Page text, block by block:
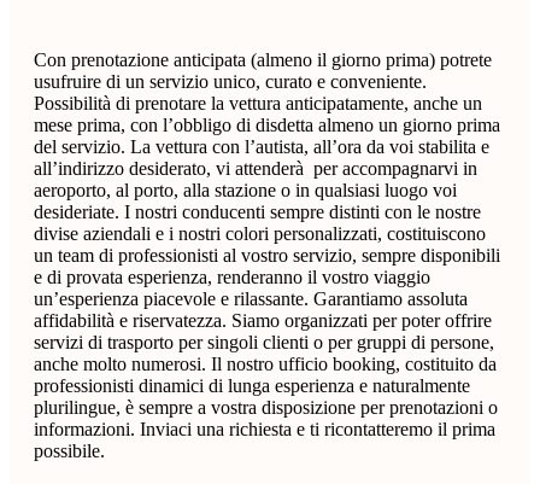
Con prenotazione anticipata (almeno il giorno prima) potrete
usufruire di un servizio unico, curato e conveniente.
Possibilità di prenotare la vettura anticipatamente, anche un
mese prima, con l’obbligo di disdetta almeno un giorno prima
del servizio. La vettura con l’autista, all’ora da voi stabilita e
all’indirizzo desiderato, vi attenderà per accompagnarvi in
aeroporto, al porto, alla stazione o in qualsiasi luogo voi
desideriate. I nostri conducenti sempre distinti con le nostre
divise aziendali e i nostri colori personalizzati, costituiscono
un team di professionisti al vostro servizio, sempre disponibili
e di provata esperienza, renderanno il vostro viaggio
un’esperienza piacevole e rilassante. Garantiamo assoluta
affidabilità e riservatezza. Siamo organizzati per poter offrire
servizi di trasporto per singoli clienti o per gruppi di persone,
anche molto numerosi. Il nostro ufficio booking, costituito da
professionisti dinamici di lunga esperienza e naturalmente
plurilingue, è sempre a vostra disposizione per prenotazioni o
informazioni. Inviaci una richiesta e ti ricontatteremo il prima
possibile.